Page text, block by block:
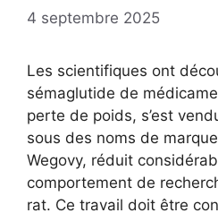
4 septembre 2025
Les scientifiques ont
sémaglutide de
perte de poids, s’est
sous des noms de
Wegovy, réduit
comportement de
rat. Ce travail doit être